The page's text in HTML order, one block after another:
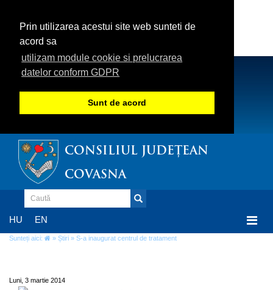
Prin utilizarea acestui site web sunteti de
acord sa
utilizam module cookie si prelucrarea
datelor conform GDPR
Sunt de acord
CONSILIUL JUDEȚEAN
COVASNA
HU EN
Sunteți aici: » Știri » S-a inaugurat centrul de tratament
Luni, 3 martie 2014